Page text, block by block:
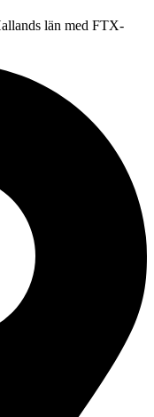
län med FTX-